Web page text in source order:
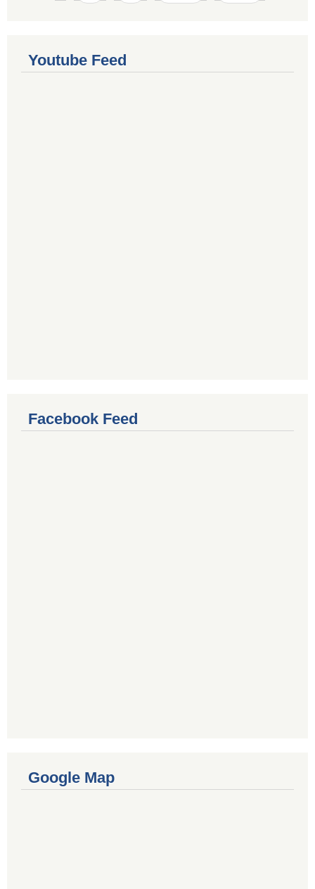
Youtube Feed
Facebook Feed
Google Map